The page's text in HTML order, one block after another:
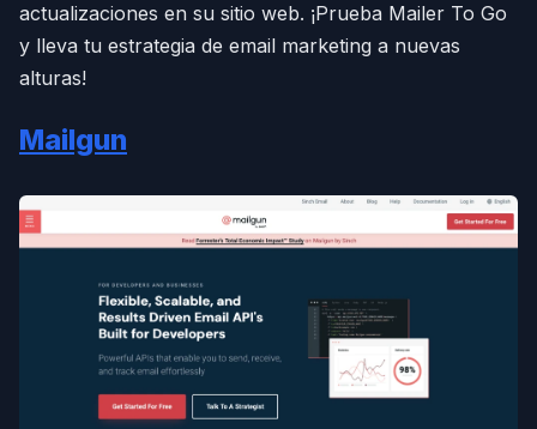
actualizaciones en su sitio web. ¡Prueba Mailer To Go
y lleva tu estrategia de email marketing a nuevas
alturas!
Mailgun